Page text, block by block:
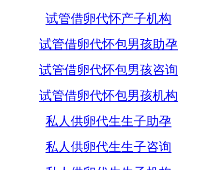
试管借卵代怀产子机构
试管借卵代怀包男孩助孕
试管借卵代怀包男孩咨询
试管借卵代怀包男孩机构
私人供卵代生生子助孕
私人供卵代生生子咨询